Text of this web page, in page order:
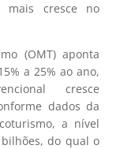
mais cresce no
(OMT) aponta
a 25% ao ano,
cresce
dados da
a nível
do qual o